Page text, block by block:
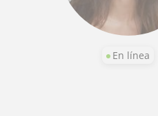
En línea